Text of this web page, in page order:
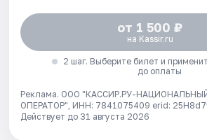
от 1 500 ₽
на Kassir.ru
2 шаг. Выберите билет и
до оплаты
Реклама. ООО "КАССИР.РУ-
ОПЕРАТОР", ИНН: 7841075409 erid:
Действует до 31 августа 2026